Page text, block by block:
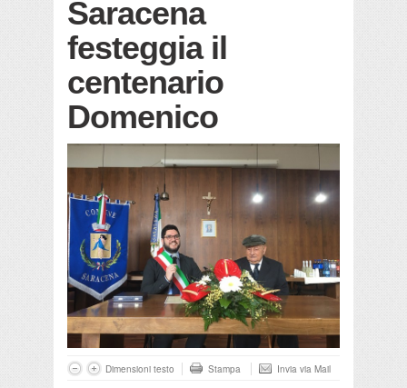
Saracena
festeggia il
centenario
Domenico
Dimensioni testo Stampa Invia via Mail